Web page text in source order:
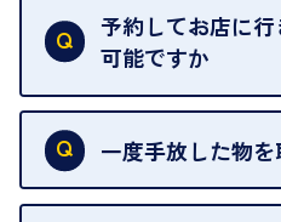
がございます。ご了承
予約してお店に
可能ですか
申し訳ありませんが、
おりません。
を整えておりますので
一度手放した物
当店は質店ではありま